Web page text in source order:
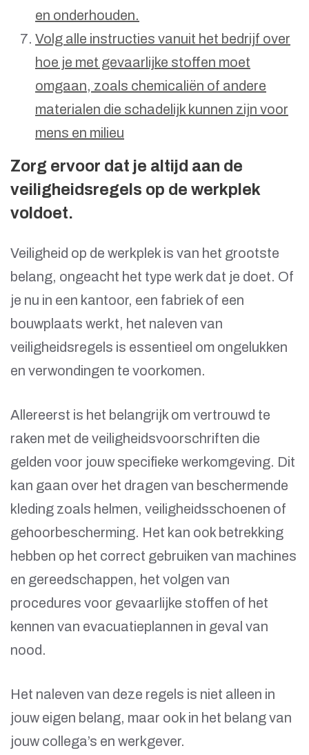
en onderhouden.
Volg alle instructies vanuit het bedrijf over
hoe je met gevaarlijke stoffen moet
omgaan, zoals chemicaliën of andere
materialen die schadelijk kunnen zijn voor
mens en milieu
Zorg ervoor dat je altijd aan de
veiligheidsregels op de werkplek
voldoet.
Veiligheid op de werkplek is van het grootste
belang, ongeacht het type werk dat je doet. Of
je nu in een kantoor, een fabriek of een
bouwplaats werkt, het naleven van
veiligheidsregels is essentieel om ongelukken
en verwondingen te voorkomen.
Allereerst is het belangrijk om vertrouwd te
raken met de veiligheidsvoorschriften die
gelden voor jouw specifieke werkomgeving. Dit
kan gaan over het dragen van beschermende
kleding zoals helmen, veiligheidsschoenen of
gehoorbescherming. Het kan ook betrekking
hebben op het correct gebruiken van machines
en gereedschappen, het volgen van
procedures voor gevaarlijke stoffen of het
kennen van evacuatieplannen in geval van
nood.
Het naleven van deze regels is niet alleen in
jouw eigen belang, maar ook in het belang van
jouw collega’s en werkgever.